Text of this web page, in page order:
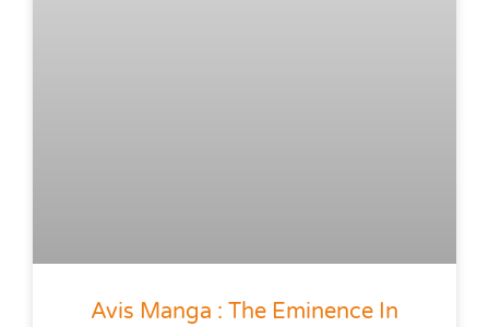
Avis Manga : The Eminence In